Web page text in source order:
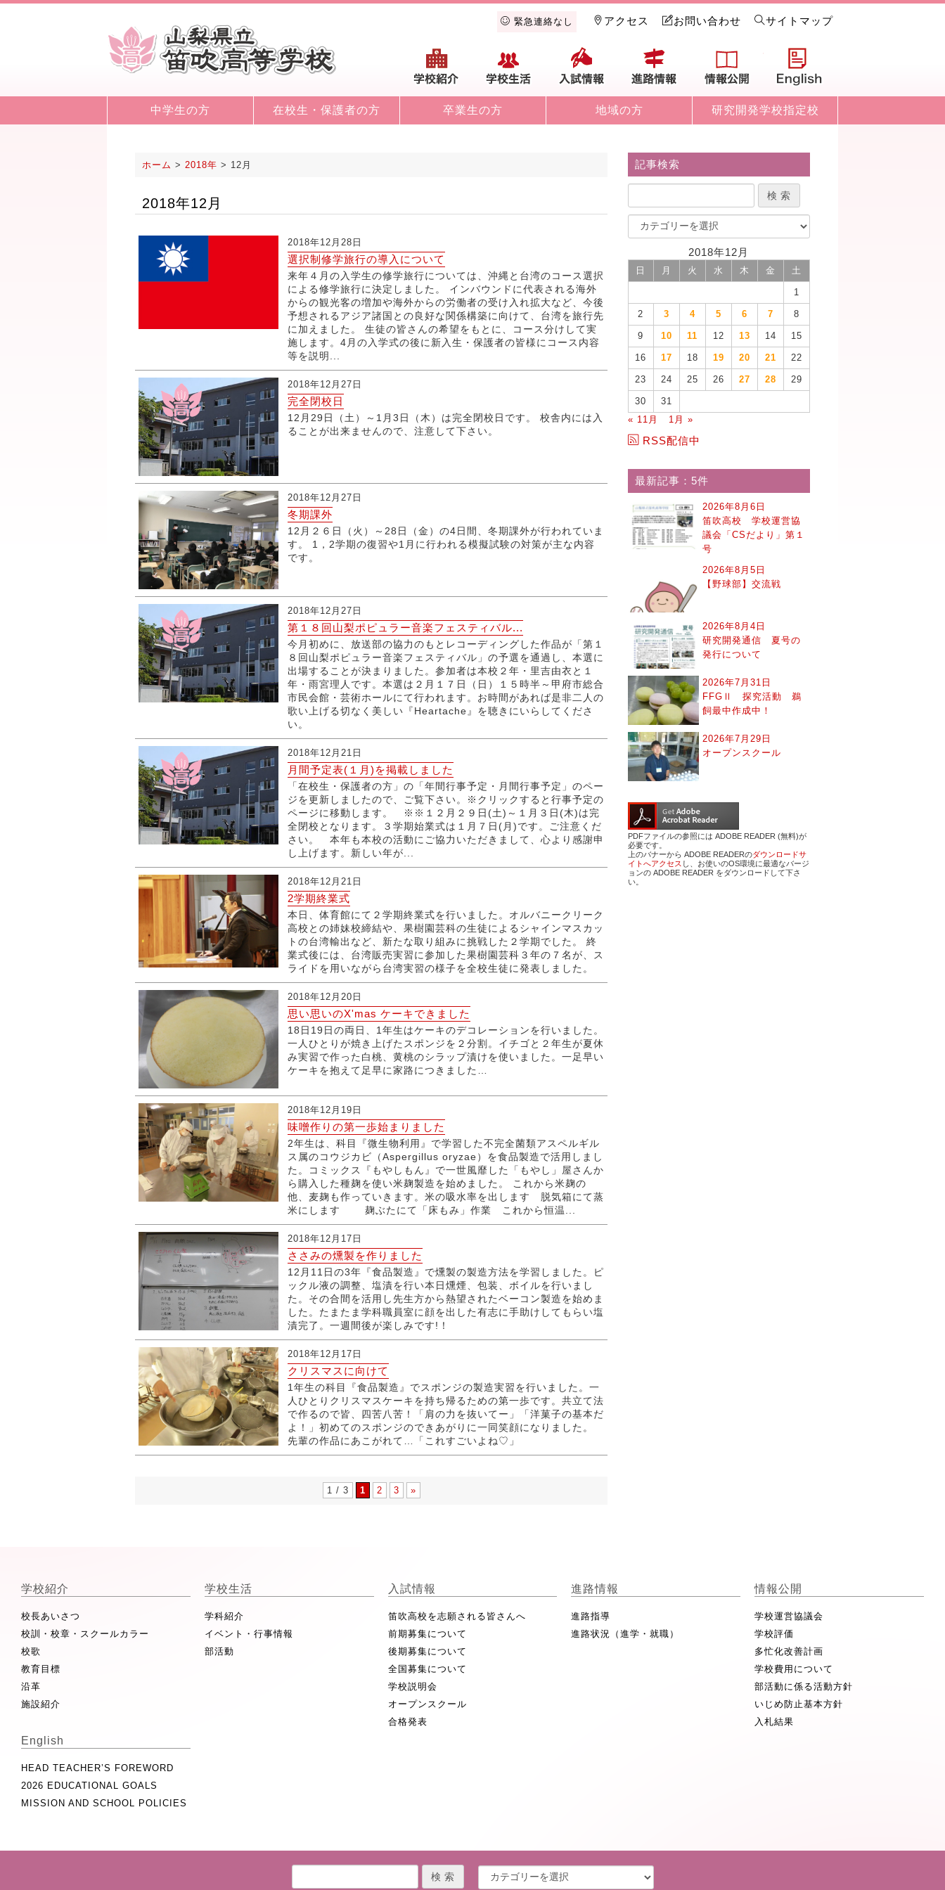
緊急連絡なし アクセス お問い合わせ サイトマップ
学校紹介 学校生活 入試情報 進路情報 情報公開
中学生の方 在校生・保護者の方 卒業生の方 地域の方 研究開発学校指定校
ホーム > 2018年 > 12月
2018年12月
2018年12月28日
選択制修学旅行の導入について
来年４月の入学生の修学旅行については、沖縄と台湾のコース選択
による修学旅行に決定しました。 インバウンドに代表される海外
からの観光客の増加や海外からの労働者の受け入れ拡大など、今後
予想されるアジア諸国との良好な関係構築に向けて、台湾を旅行先
に加えました。 生徒の皆さんの希望をもとに、コース分けして実
施します。4月の入学式の後に新入生・保護者の皆様にコース内容
等を説明...
2018年12月27日
完全閉校日
12月29日（土）～1月3日（木）は完全閉校日です。 校舎内には入
ることが出来ませんので、注意して下さい。
2018年12月27日
冬期課外
12月２６日（火）～28日（金）の4日間、冬期課外が行われていま
す。 1，2学期の復習や1月に行われる模擬試験の対策が主な内容
です。
2018年12月27日
第１８回山梨ポピュラー音楽フェスティバル...
今月初めに、放送部の協力のもとレコーディングした作品が「第１
８回山梨ポピュラー音楽フェスティバル」の予選を通過し、本選に
出場することが決まりました。参加者は本校２年・里吉由衣と１
年・雨宮理人です。本選は２月１７日（日）１５時半～甲府市総合
市民会館・芸術ホールにて行われます。お時間があれば是非二人の
歌い上げる切なく美しい『Heartache』を聴きにいらしてくださ
い。
2018年12月21日
月間予定表(１月)を掲載しました
「在校生・保護者の方」の「年間行事予定・月間行事予定」のペー
ジを更新しましたので、ご覧下さい。※クリックすると行事予定の
ページに移動します。 ※※１２月２９日(土)～１月３日(木)は完
全閉校となります。３学期始業式は１月７日(月)です。ご注意くだ
さい。 本年も本校の活動にご協力いただきまして、心より感謝申
し上げます。新しい年が...
2018年12月21日
2学期終業式
本日、体育館にて２学期終業式を行いました。オルバニークリーク
高校との姉妹校締結や、果樹園芸科の生徒によるシャインマスカッ
トの台湾輸出など、新たな取り組みに挑戦した２学期でした。 終
業式後には、台湾販売実習に参加した果樹園芸科３年の７名が、ス
ライドを用いながら台湾実習の様子を全校生徒に発表しました。
2018年12月20日
思い思いのX'mas ケーキできました
18日19日の両日、1年生はケーキのデコレーションを行いました。
一人ひとりが焼き上げたスポンジを２分割。イチゴと２年生が夏休
み実習で作った白桃、黄桃のシラップ漬けを使いました。一足早い
ケーキを抱えて足早に家路につきました…
2018年12月19日
味噌作りの第一歩始まりました
2年生は、科目『微生物利用』で学習した不完全菌類アスペルギル
ス属のコウジカビ（Aspergillus oryzae）を食品製造で活用しまし
た。コミックス『もやしもん』で一世風靡した「もやし」屋さんか
ら購入した種麹を使い米麹製造を始めました。 これから米麹の
他、麦麹も作っていきます。米の吸水率を出します 脱気箱にて蒸
米にします 麹ぶたにて「床もみ」作業 これから恒温...
2018年12月17日
ささみの燻製を作りました
12月11日の3年『食品製造』で燻製の製造方法を学習しました。ピ
ックル液の調整、塩漬を行い本日燻煙、包装、ボイルを行いまし
た。その合間を活用し先生方から熱望されたベーコン製造を始めま
した。たまたま学科職員室に顔を出した有志に手助けしてもらい塩
漬完了。一週間後が楽しみです!！
2018年12月17日
クリスマスに向けて
1年生の科目『食品製造』でスポンジの製造実習を行いました。一
人ひとりクリスマスケーキを持ち帰るための第一歩です。共立て法
で作るので皆、四苦八苦！「肩の力を抜いてー」「洋菓子の基本だ
よ！」初めてのスポンジのできあがりに一同笑顔になりました。
先輩の作品にあこがれて…「これすごいよね♡」
1 / 3 1 2 3 »
記事検索
2018年12月
日 月 火 水 木 金 土
1
2 3 4 5 6 7 8
9 10 11 12 13 14 15
16 17 18 19 20 21 22
23 24 25 26 27 28 29
30
31
« 11月
1月 »
RSS配信中
最新記事：5件
2026年8月6日
笛吹高校 学校運営協
議会「CSだより」第１
号
2026年8月5日
【野球部】交流戦
2026年8月4日
研究開発通信 夏号の
発行について
2026年7月31日
FFGⅡ 探究活動 鵜
飼最中作成中！
2026年7月29日
オープンスクール
PDFファイルの参照には ADOBE READER (無料)が
必要です。
上のバナーから ADOBE READERのダウンロードサ
イトへアクセス し、お使いのOS環境に最適なバージ
ョンの ADOBE READER をダウンロードして下さ
い。
学校紹介
校長あいさつ
校訓・校章・スクールカラー
校歌
教育目標
沿革
施設紹介
学校生活
学科紹介
イベント・行事情報
部活動
入試情報
笛吹高校を志願される皆さんへ
前期募集について
後期募集について
全国募集について
学校説明会
オープンスクール
合格発表
進路情報
進路指導
進路状況（進学・就職）
情報公開
学校運営協議会
学校評価
多忙化改善計画
学校費用について
部活動に係る活動方針
いじめ防止基本方針
入札結果
English
HEAD TEACHER’S FOREWORD
2026 EDUCATIONAL GOALS
MISSION AND SCHOOL POLICIES